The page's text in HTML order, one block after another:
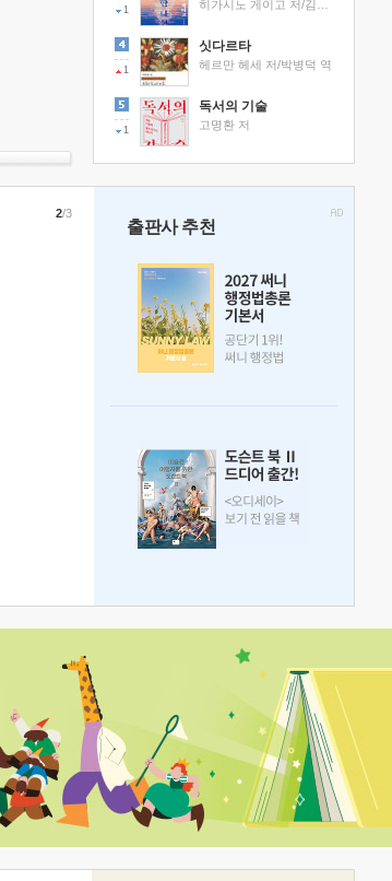
1
1
싯다르타
헤르만 헤세 저/박병덕 역
1
독서의 기술
고명환 저
2/3
출판사 추천